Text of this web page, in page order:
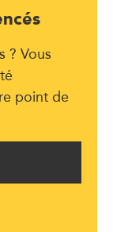
? Vous
point de